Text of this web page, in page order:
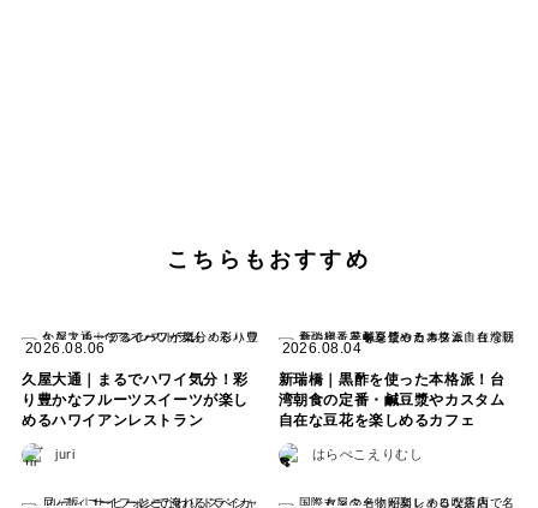
こちらもおすすめ
2026.08.06
久屋大通｜まるでハワイ気分！彩
り豊かなフルーツスイーツが楽し
めるハワイアンレストラン
juri
2026.08.04
新瑞橋｜黒酢を使った本格派！台
湾朝食の定番・鹹豆漿やカスタム
自在な豆花を楽しめるカフェ
はらぺこえりむし